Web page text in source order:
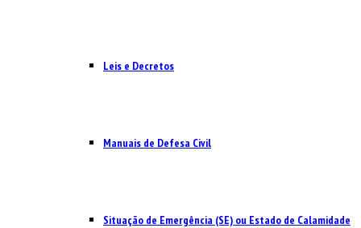
Leis e Decretos
Manuais de Defesa Civil
Situação de Emergência (SE) ou Estado de Calamidade